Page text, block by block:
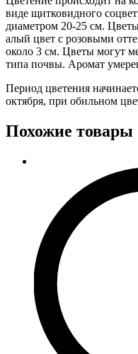
виде щитковидного
диаметром 20-25 см.
алый цвет с розовыми
около 3 см. Цветы могут
типа почвы. Аромат
Период цветения
октября, при обильном
Похожие товары